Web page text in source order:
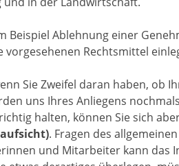
Beispiel Ablehnung einer
Rechtsmittel
Sie Zweifel daran haben, ob
uns Ihres Anliegens
halten, können Sie sich
. Fragen des
und Mitarbeiter kann das